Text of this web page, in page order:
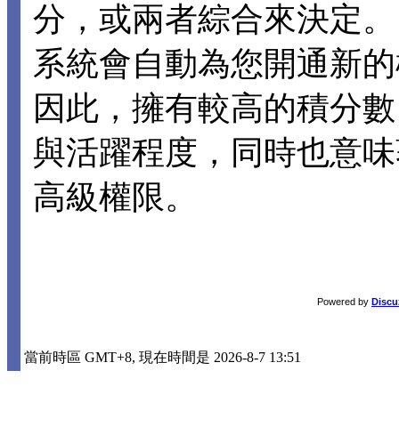
分，或兩者綜合來決定
系統會自動為您開通新
因此，擁有較高的積分
與活躍程度，同時也意
高級權限。
Powered by
當前時區 GMT+8, 現在時間是 2026-8-7 13:51